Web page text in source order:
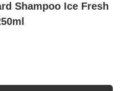
Shampoo Ice Fresh